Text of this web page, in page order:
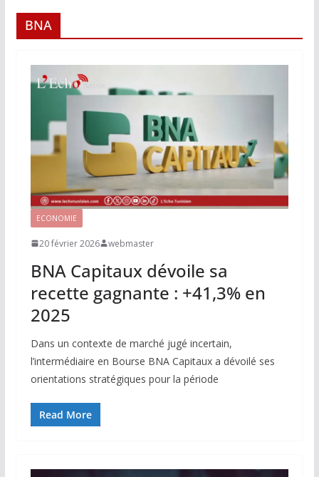
BNA
ECONOMIE
20 février 2026 webmaster
BNA Capitaux dévoile sa
recette gagnante : +41,3% en
2025
Dans un contexte de marché jugé incertain,
l’intermédiaire en Bourse BNA Capitaux a dévoilé ses
orientations stratégiques pour la période
Read More